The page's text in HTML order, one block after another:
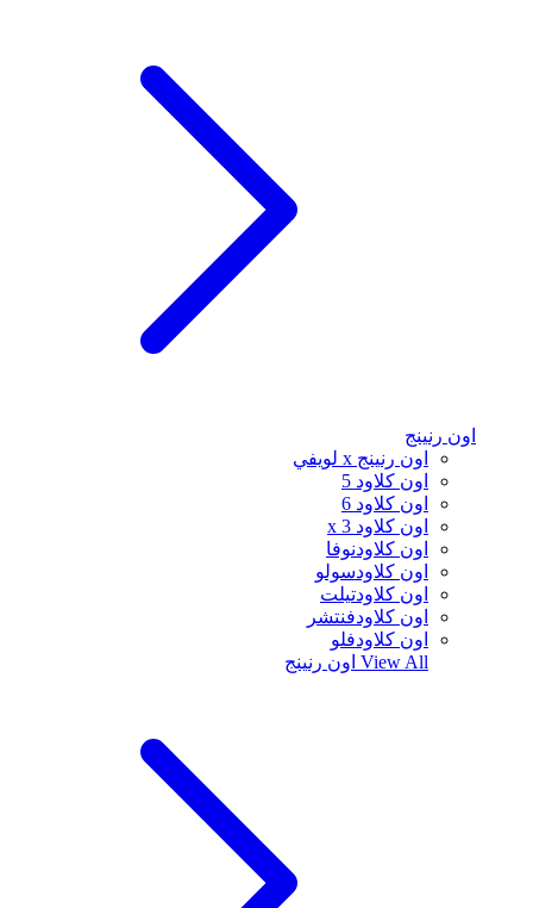
اون رنينج
اون رنينج x لويفي
اون كلاود 5
اون كلاود 6
اون كلاود x 3
اون كلاودنوفا
اون كلاودسولو
اون كلاودتيلت
اون كلاودفنتشر
اون كلاودفلو
View All اون رنينج